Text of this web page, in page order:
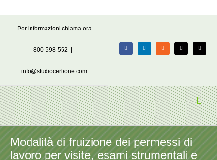
Per informazioni chiama ora
800-598-552
info@studiocerbone.com
FacebookLinkedIn Rss X Email
Modalità di fruizione dei permessi di
lavoro per visite, esami strumentali e